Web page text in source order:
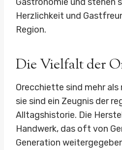
Herzlichkeit und
Region.
Die Vielfalt der
Orecchiette sind mehr als
sie sind ein Zeugnis der
Alltagshistorie. Die
Handwerk, das oft von
Generation